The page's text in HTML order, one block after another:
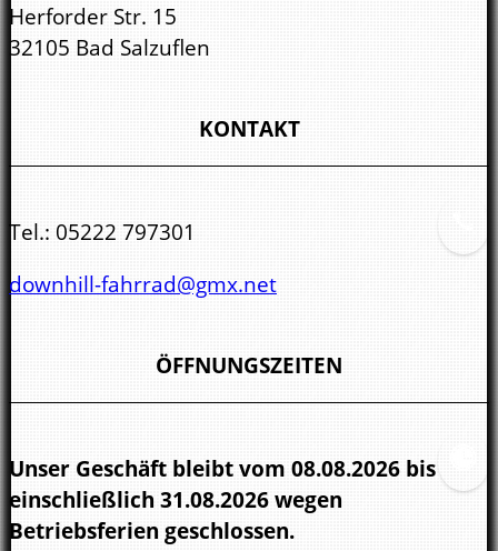
Herforder Str. 15
32105 Bad Salzuflen
KONTAKT
Tel.: 05222 797301
downhill-fahrrad@gmx.net
ÖFFNUNGSZEITEN
Unser Geschäft bleibt vom 08.08.2026 bis
einschließlich 31.08.2026 wegen
Betriebsferien geschlossen.